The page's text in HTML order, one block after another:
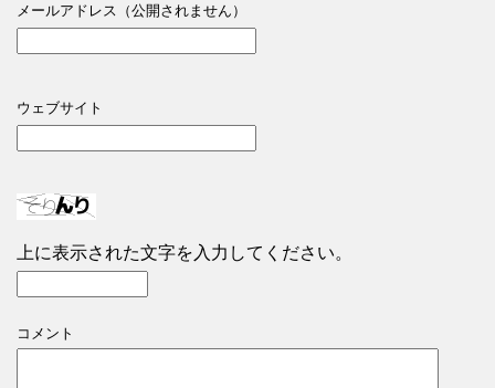
メールアドレス（公開されません）
ウェブサイト
上に表示された文字を入力してください。
コメント